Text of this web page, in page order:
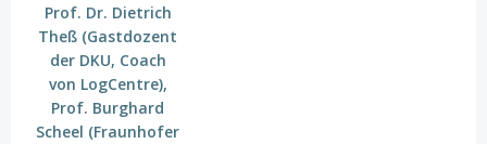
Prof. Dr. Dietrich
Theß (Gastdozent
der DKU, Coach
von LogCentre),
Prof. Burghard
Scheel (Fraunhofer